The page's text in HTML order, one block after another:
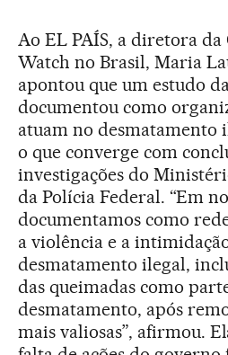
Ao EL PAÍS, a diretora
Watch no Brasil, Maria
apontou que um estudo
documentou como
atuam no desmatamento
o que converge com
investigações do
da Polícia Federal. “Em
documentamos como
a violência e a
desmatamento ilegal,
das queimadas como
desmatamento, após
mais valiosas”, afirmou.